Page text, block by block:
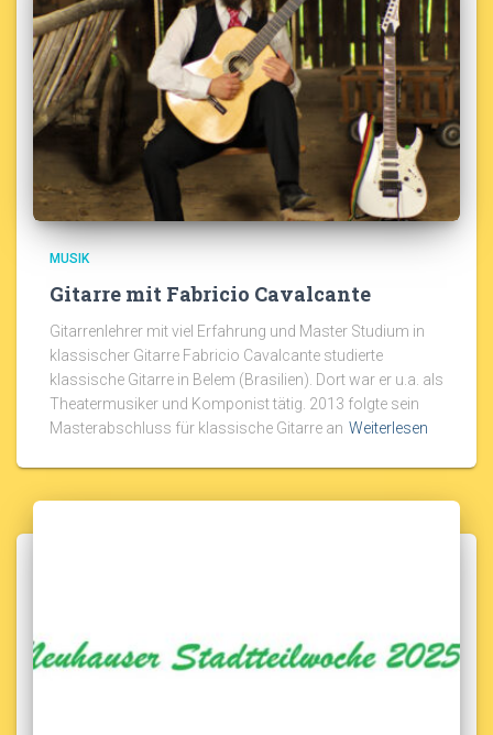
MUSIK
Gitarre mit Fabricio Cavalcante
Gitarrenlehrer mit viel Erfahrung und Master Studium in
klassischer Gitarre Fabricio Cavalcante studierte
klassische Gitarre in Belem (Brasilien). Dort war er u.a. als
Theatermusiker und Komponist tätig. 2013 folgte sein
Masterabschluss für klassische Gitarre an Weiterlesen